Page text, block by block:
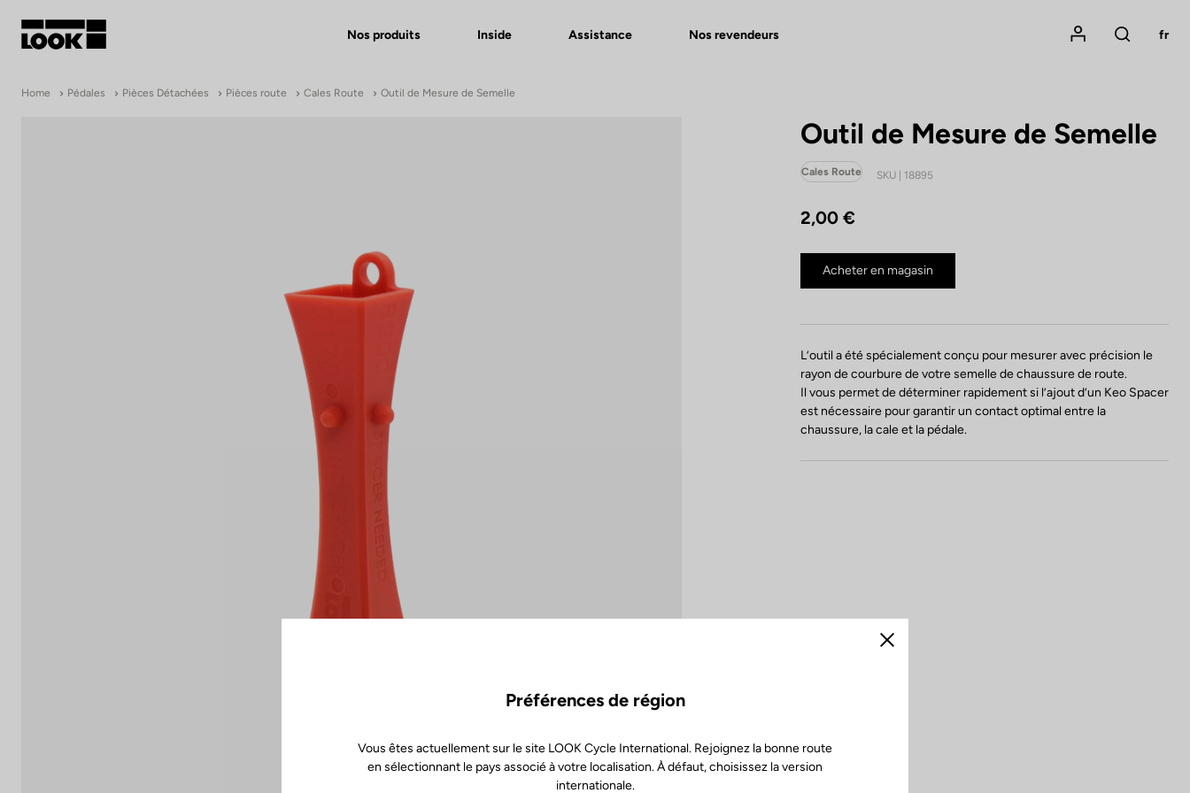
Nos produits Inside Assistance Nos revendeurs
Mon compte
Rechercher
fr
Home Pédales Pièces Détachées Pièces route Cales Route Outil de Mesure de Semelle
Outil de Mesure de Semelle
Cales Route SKU | 18895
2,00 €
Acheter en magasin
L’outil a été spécialement conçu pour mesurer avec précision le
rayon de courbure de votre semelle de chaussure de route.
Il vous permet de déterminer rapidement si l’ajout d’un Keo Spacer
est nécessaire pour garantir un contact optimal entre la
chaussure, la cale et la pédale.
Fermer
Préférences de région
Vous êtes actuellement sur le site LOOK Cycle International. Rejoignez la bonne route
en sélectionnant le pays associé à votre localisation. À défaut, choisissez la version
internationale.